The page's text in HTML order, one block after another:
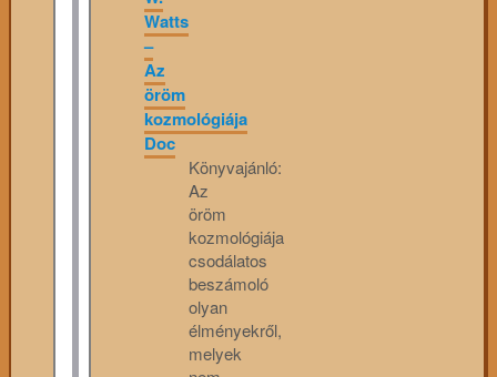
Watts
–
Az
öröm
kozmológiája
Doc
Könyvajánló:
Az
öröm
kozmológiája
csodálatos
beszámoló
olyan
élményekről,
melyek